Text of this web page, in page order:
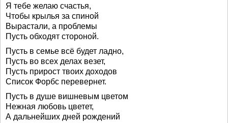
Я тебе желаю счастья,
Чтобы крылья за спиной
Вырастали, а проблемы
Пусть обходят стороной.
Пусть в семье всё будет ладно,
Пусть во всех делах везет,
Пусть прирост твоих доходов
Список Форбс перевернет.
Пусть в душе вишневым цветом
Нежная любовь цветет,
А дальнейших дней рождений